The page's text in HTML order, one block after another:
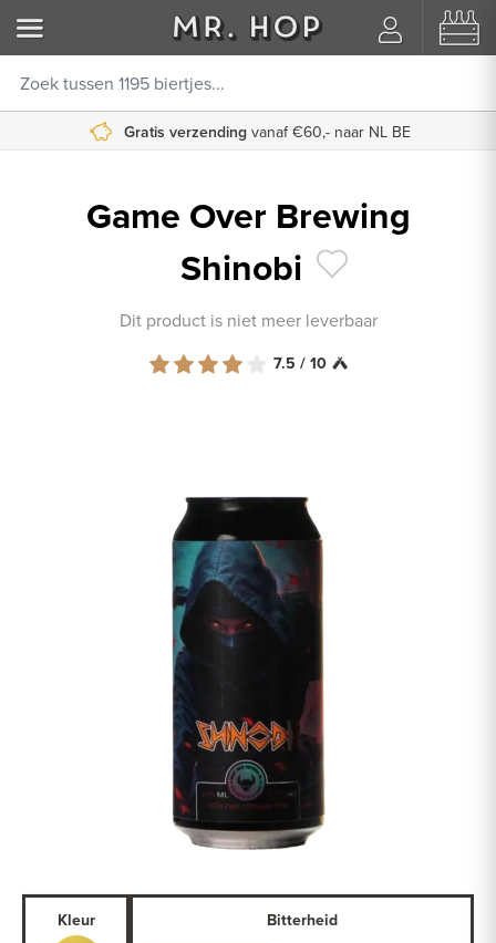
Gratis verzending vanaf €60,- naar NL BE
Game Over Brewing
Shinobi
Dit product is niet meer leverbaar
7.5 / 10
Kleur Bitterheid